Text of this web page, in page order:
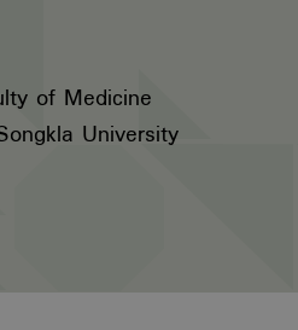
of Medicine
University